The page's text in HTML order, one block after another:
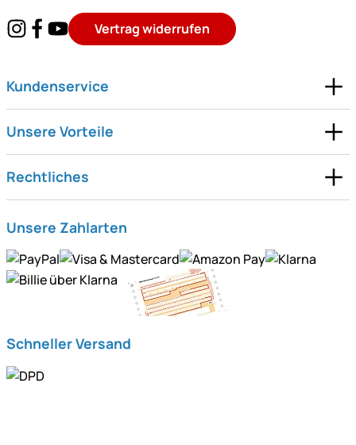
Vertrag widerrufen
Kundenservice
Unsere Vorteile
Rechtliches
Unsere Zahlarten
Schneller Versand